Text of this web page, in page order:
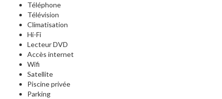
Téléphone
Télévision
Climatisation
Hi-Fi
Lecteur DVD
Accès internet
Wifi
Satellite
Piscine privée
Parking